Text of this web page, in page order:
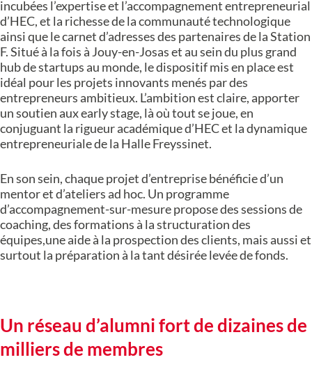
incubées l’expertise et l’accompagnement entrepreneurial
d’HEC, et la richesse de la communauté technologique
ainsi que le carnet d’adresses des partenaires de la Station
F. Situé à la fois à Jouy-en-Josas et au sein du plus grand
hub de startups au monde, le dispositif mis en place est
idéal pour les projets innovants menés par des
entrepreneurs ambitieux. L’ambition est claire, apporter
un soutien aux early stage, là où tout se joue, en
conjuguant la rigueur académique d’HEC et la dynamique
entrepreneuriale de la Halle Freyssinet.
En son sein, chaque projet d’entreprise bénéficie d’un
mentor et d’ateliers ad hoc. Un programme
d’accompagnement-sur-mesure propose des sessions de
coaching, des formations à la structuration des
équipes,une aide à la prospection des clients, mais aussi et
surtout la préparation à la tant désirée levée de fonds.
Un réseau d’alumni fort de dizaines de
milliers de membres